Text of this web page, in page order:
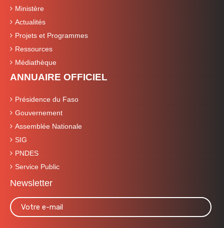
Ministère
Actualités
Projets et Programmes
Ressources
Médiathèque
ANNUAIRE OFFICIEL
Présidence du Faso
Gouvernement
Assemblée Nationale
SIG
PNDES
Service Public
Newsletter